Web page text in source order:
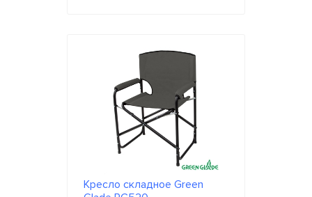
Кресло складное Green